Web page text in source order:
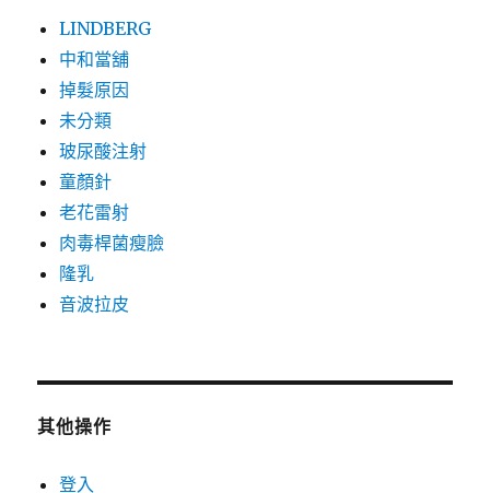
LINDBERG
中和當舖
掉髮原因
未分類
玻尿酸注射
童顏針
老花雷射
肉毒桿菌瘦臉
隆乳
音波拉皮
其他操作
登入